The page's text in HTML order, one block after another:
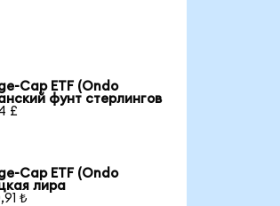
Cap ETF (Ondo
фунт стерлингов
£
Cap ETF (Ondo
лира
₺